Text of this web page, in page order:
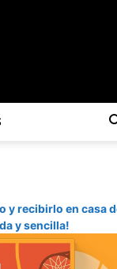
y recibirlo en casa
y sencilla!